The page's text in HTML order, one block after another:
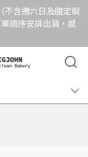
不含週六日及國定假
順序安排出貨，感